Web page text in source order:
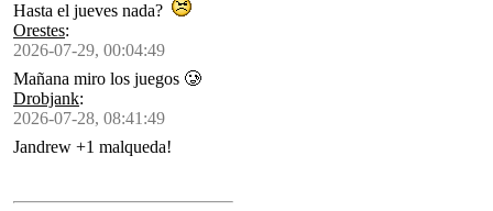
Hasta el jueves nada?
Orestes:
2026-07-29, 00:04:49
Mañana miro los juegos 🥲
Drobjank:
2026-07-28, 08:41:49
Jandrew +1 malqueda!